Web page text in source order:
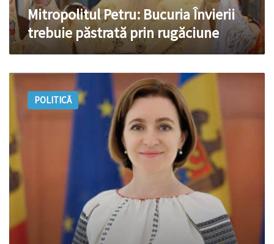
Mitropolitul Petru: Bucuria Învierii
trebuie păstrată prin rugăciune
Maia
Sandu,
Paște:
Să
ne
întoarcem
credință,
solidaritate
POLITICĂ